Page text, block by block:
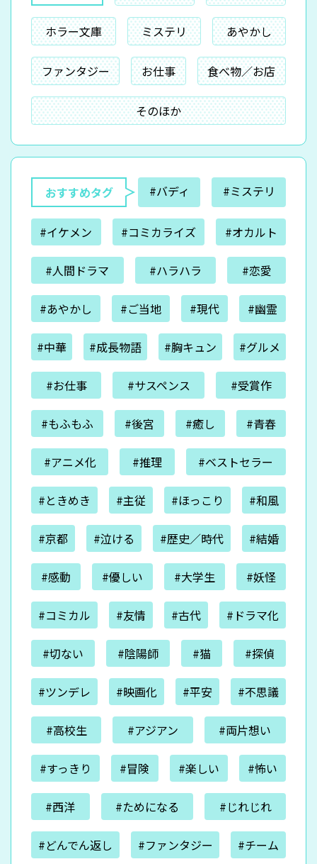
ホラー文庫 ミステリ あやかし
ファンタジー お仕事 食べ物／お店
そのほか
おすすめタグ #バディ #ミステリ
#イケメン #コミカライズ #オカルト
#人間ドラマ #ハラハラ #恋愛
#あやかし #ご当地 #現代 #幽霊
#中華 #成長物語 #胸キュン #グルメ
#お仕事 #サスペンス #受賞作
#もふもふ #後宮 #癒し #青春
#アニメ化 #推理 #ベストセラー
#ときめき #主従 #ほっこり #和風
#京都 #泣ける #歴史／時代 #結婚
#感動 #優しい #大学生 #妖怪
#コミカル #友情 #古代 #ドラマ化
#切ない #陰陽師 #猫 #探偵
#ツンデレ #映画化 #平安 #不思議
#高校生 #アジアン #両片想い
#すっきり #冒険 #楽しい #怖い
#西洋 #ためになる #じれじれ
#どんでん返し #ファンタジー #チーム